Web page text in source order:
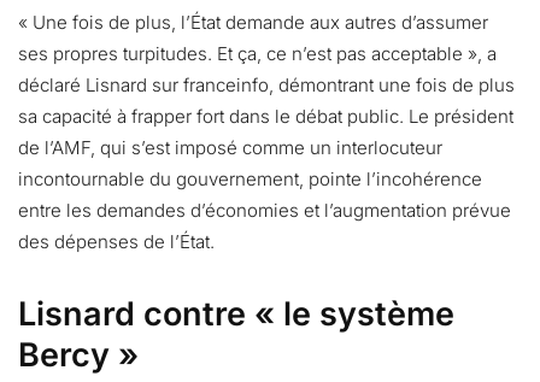
« Une fois de plus, l’État demande aux autres d’assumer
ses propres turpitudes. Et ça, ce n’est pas acceptable », a
déclaré Lisnard sur franceinfo, démontrant une fois de plus
sa capacité à frapper fort dans le débat public. Le président
de l’AMF, qui s’est imposé comme un interlocuteur
incontournable du gouvernement, pointe l’incohérence
entre les demandes d’économies et l’augmentation prévue
des dépenses de l’État.
Lisnard contre « le système
Bercy »